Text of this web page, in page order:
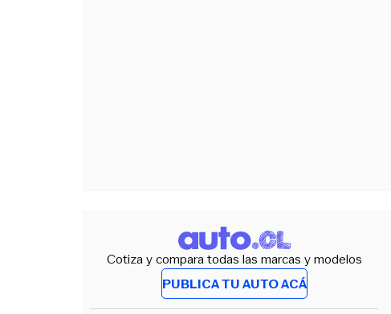
Cotiza y compara todas las marcas y modelos
PUBLICA TU AUTO ACÁ